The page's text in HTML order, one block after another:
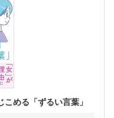
める「ずるい言葉」